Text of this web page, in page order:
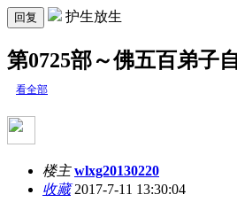
回复 护生放生
第0725部～佛五百弟子
看全部
楼主 wlxg20130220
收藏2017-7-11 13:30:04